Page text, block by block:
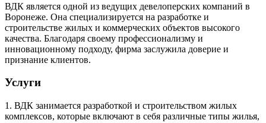
ВДК является одной из ведущих девелоперских компаний в
Воронеже. Она специализируется на разработке и
строительстве жилых и коммерческих объектов высокого
качества. Благодаря своему профессионализму и
инновационному подходу, фирма заслужила доверие и
признание клиентов.
Услуги
1. ВДК занимается разработкой и строительством жилых
комплексов, которые включают в себя различные типы жилья,